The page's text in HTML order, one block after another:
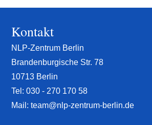
Kontakt
NLP-Zentrum Berlin
Brandenburgische Str. 78
10713 Berlin
Tel:030 - 270 170 58
Mail:team@nlp-zentrum-berlin.de